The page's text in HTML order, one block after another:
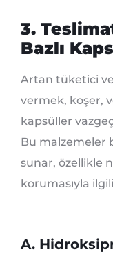
3.
Bazlı
Artan tüketici
vermek, koşer,
kapsüller
Bu malzemeler
sunar, özellikle
korumasıyla
A.